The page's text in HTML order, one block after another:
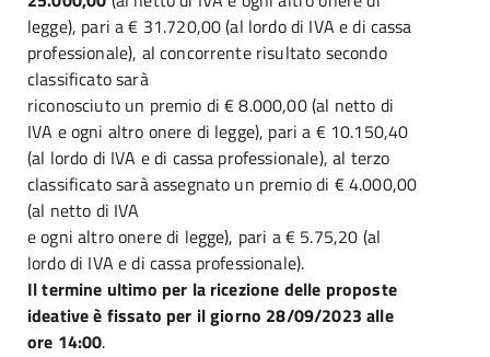
legge), pari a € 31.720,00 (al lordo di IVA e di cassa
professionale), al concorrente risultato secondo
classificato sarà
riconosciuto un premio di € 8.000,00 (al netto di
IVA e ogni altro onere di legge), pari a € 10.150,40
(al lordo di IVA e di cassa professionale), al terzo
classificato sarà assegnato un premio di € 4.000,00
(al netto di IVA
e ogni altro onere di legge), pari a € 5.75,20 (al
lordo di IVA e di cassa professionale).
Il termine ultimo per la ricezione delle proposte
ideative è fissato per il giorno 28/09/2023 alle
ore 14:00.